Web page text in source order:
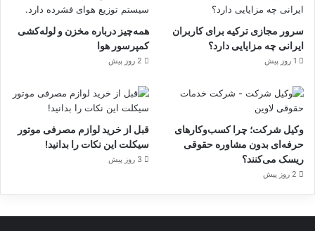
سرور مجازی ترکیه برای کاربران
ایرانی چه مزایایی دارد؟
1 روز پیش
همه‌چیز درباره مخزن و لوله‌کشی
کمپرسور هوا
2 روز پیش
وکیل شرکت؛ چرا کسب‌وکارهای
حرفه‌ای بدون مشاوره حقوقی
ریسک می‌کنند؟
2 روز پیش
قبل از خرید لوازم مصرفی موتور
سیکلت این نکات را بدانید!
3 روز پیش